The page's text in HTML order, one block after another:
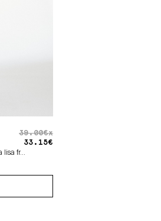
39.00€x
33.15€
lisa fr...